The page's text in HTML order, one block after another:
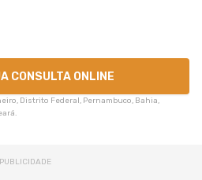
CONSULTA ONLINE
Distrito Federal, Pernambuco, Bahia,